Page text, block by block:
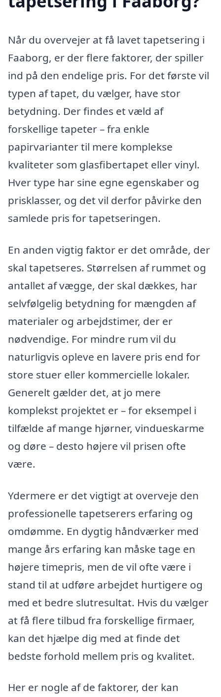
Når du overvejer at få lavet tapetsering i
Faaborg, er der flere faktorer, der spiller
ind på den endelige pris. For det første vil
typen af tapet, du vælger, have stor
betydning. Der findes et væld af
forskellige tapeter – fra enkle
papirvarianter til mere komplekse
kvaliteter som glasfibertapet eller vinyl.
Hver type har sine egne egenskaber og
prisklasser, og det vil derfor påvirke den
samlede pris for tapetseringen.
En anden vigtig faktor er det område, der
skal tapetseres. Størrelsen af rummet og
antallet af vægge, der skal dækkes, har
selvfølgelig betydning for mængden af
materialer og arbejdstimer, der er
nødvendige. For mindre rum vil du
naturligvis opleve en lavere pris end for
store stuer eller kommercielle lokaler.
Generelt gælder det, at jo mere
komplekst projektet er – for eksempel i
tilfælde af mange hjørner, vindueskarme
og døre – desto højere vil prisen ofte
være.
Ydermere er det vigtigt at overveje den
professionelle tapetserers erfaring og
omdømme. En dygtig håndværker med
mange års erfaring kan måske tage en
højere timepris, men de vil ofte være i
stand til at udføre arbejdet hurtigere og
med et bedre slutresultat. Hvis du vælger
at få flere tilbud fra forskellige firmaer,
kan det hjælpe dig med at finde det
bedste forhold mellem pris og kvalitet.
Her er nogle af de faktorer, der kan